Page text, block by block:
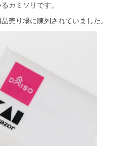
カミソリです。
売り場に陳列されていました。